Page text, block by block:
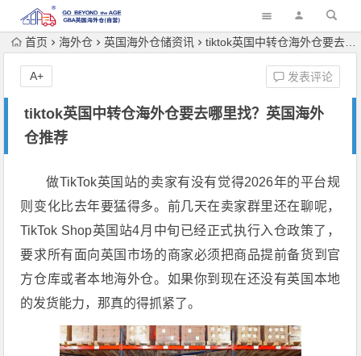
首页 海外仓 英国海外仓储资讯 tiktok英国中转仓海外仓要去哪里找？英国海外仓推荐
tiktok英国中转仓海外仓要去哪里找？英国海外
仓推荐
发表评论
A+
做TikTok英国站的卖家有没有觉得2026年的平台规
则变化比去年要猛得多。前几天在卖家群里还在聊呢，
TikTok Shop英国站4月中旬已经正式执行入仓政策了，
要求所有面向英国市场的商家必须把商品提前备货到官
方仓库或者本地海外仓。如果你到现在还没有英国本地
的发货能力，那真的得抓紧了。